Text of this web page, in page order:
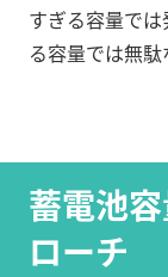
すぎる容量で
る容量では無
蓄電池
ローチ